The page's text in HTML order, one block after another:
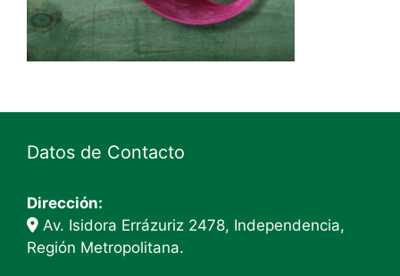
Datos de Contacto
Dirección:
Av. Isidora Errázuriz 2478, Independencia,
Región Metropolitana.